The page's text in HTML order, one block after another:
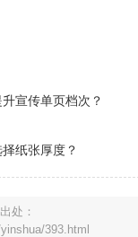
宣传单页档次？
纸张厚度？
处：
393.html